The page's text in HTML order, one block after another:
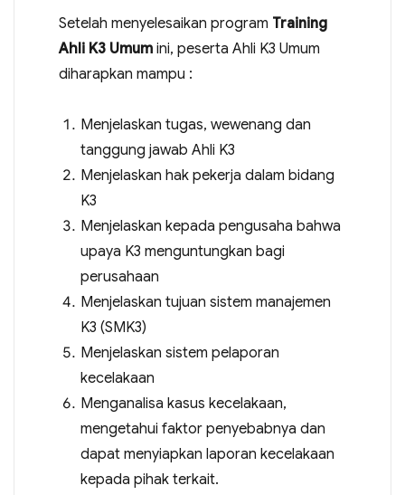
Setelah menyelesaikan program Training
Ahli K3 Umumini, peserta Ahli K3 Umum
diharapkan mampu :
Menjelaskan tugas, wewenang dan
tanggung jawab Ahli K3
Menjelaskan hak pekerja dalam bidang
K3
Menjelaskan kepada pengusaha bahwa
upaya K3 menguntungkan bagi
perusahaan
Menjelaskan tujuan sistem manajemen
K3 (SMK3)
Menjelaskan sistem pelaporan
kecelakaan
Menganalisa kasus kecelakaan,
mengetahui faktor penyebabnya dan
dapat menyiapkan laporan kecelakaan
kepada pihak terkait.